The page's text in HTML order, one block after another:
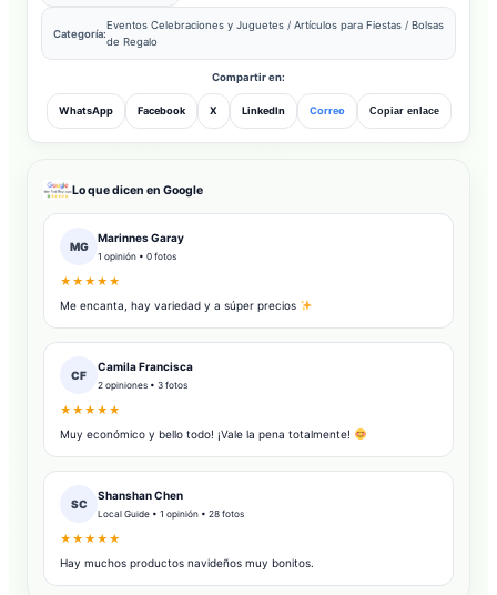
Categoría:
Eventos Celebraciones y Juguetes / Artículos para Fiestas / Bolsas
de Regalo
Compartir en:
WhatsApp Facebook X LinkedIn Correo Copiar enlace
Lo que dicen en Google
MG
Marinnes Garay
1 opinión • 0 fotos
★★★★★
Me encanta, hay variedad y a súper precios
CF
Camila Francisca
2 opiniones • 3 fotos
★★★★★
Muy económico y bello todo! ¡Vale la pena totalmente!
SC
Shanshan Chen
Local Guide • 1 opinión • 28 fotos
★★★★★
Hay muchos productos navideños muy bonitos.